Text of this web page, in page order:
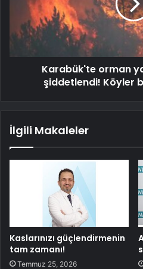
Karabük'te orman
şiddetlendi! Köyler
İlgili Makaleler
Kaslarınızı güçlendirmenin
tam zamanı!
Temmuz 25, 2026